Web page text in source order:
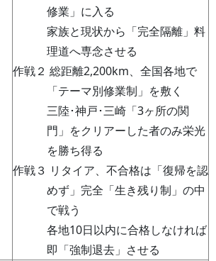
修業」に入る
家族と現状から「完全隔離」料
理道へ専念させる
作戦２ 総距離2,200km、全国各地で
「テーマ別修業制」を敷く
三陸･神戸･三崎「3ヶ所の関
門」をクリアーした者のみ栄光
を勝ち得る
作戦３ リタイア、不合格は「復帰を認
めず」完全「生き残り制」の中
で戦う
各地10日以内に合格しなければ
即「強制退去」させる